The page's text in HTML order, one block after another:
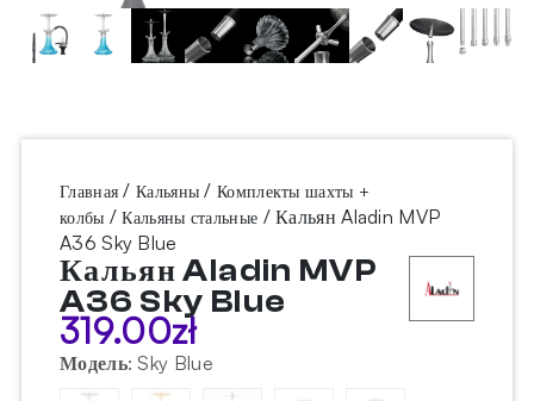
Главная /Кальяны /Комплекты шахты +
колбы /Кальяны стальные / Кальян Aladin MVP
A36 Sky Blue
Кальян Aladin MVP
A36 Sky Blue
319.00zł
Модель: Sky Blue